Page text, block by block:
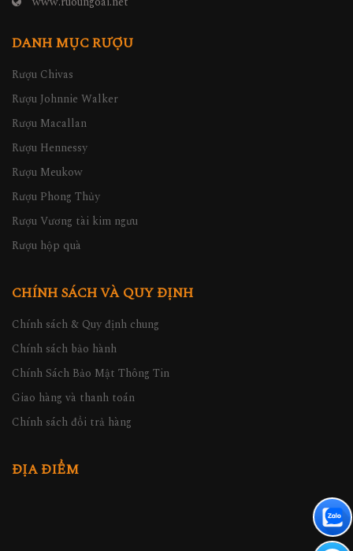
Rượu Chivas
Rượu Johnnie Walker
Rượu Macallan
Rượu Hennessy
Rượu Meukow
Rượu Phong Thủy
Rượu Vương tài kim ngưu
Rượu hộp quà
Chính sách & Quy định chung
Chính sách bảo hành
Chính Sách Bảo Mật Thông Tin
Giao hàng và thanh toán
Chính sách đổi trả hàng